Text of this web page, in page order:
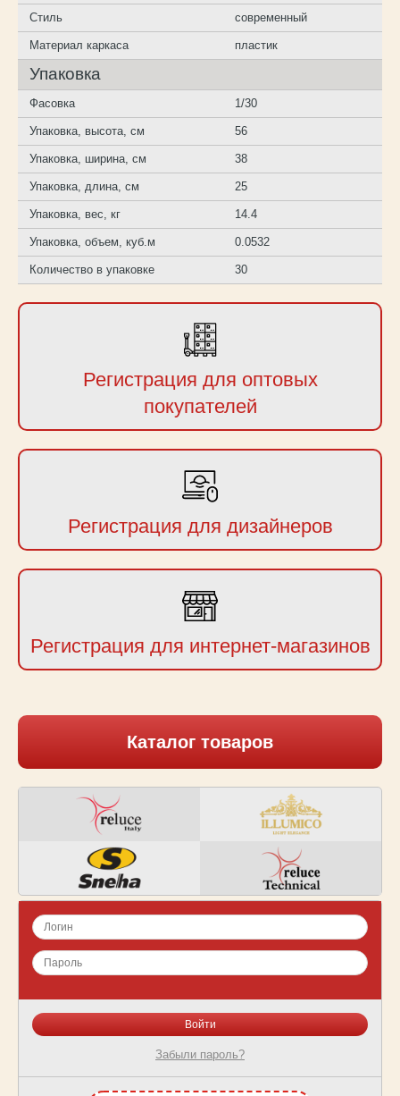
Стиль современный
Материал каркаса пластик
Упаковка
Фасовка 1/30
Упаковка, высота, см 56
Упаковка, ширина, см 38
Упаковка, длина, см 25
Упаковка, вес, кг 14.4
Упаковка, объем, куб.м 0.0532
Количество в упаковке 30
Регистрация для оптовых
покупателей
Регистрация для дизайнеров
Регистрация для интернет-магазинов
Каталог товаров
Забыли пароль?